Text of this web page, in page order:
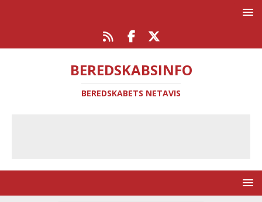
BEREDSKABSINFO
BEREDSKABETS NETAVIS